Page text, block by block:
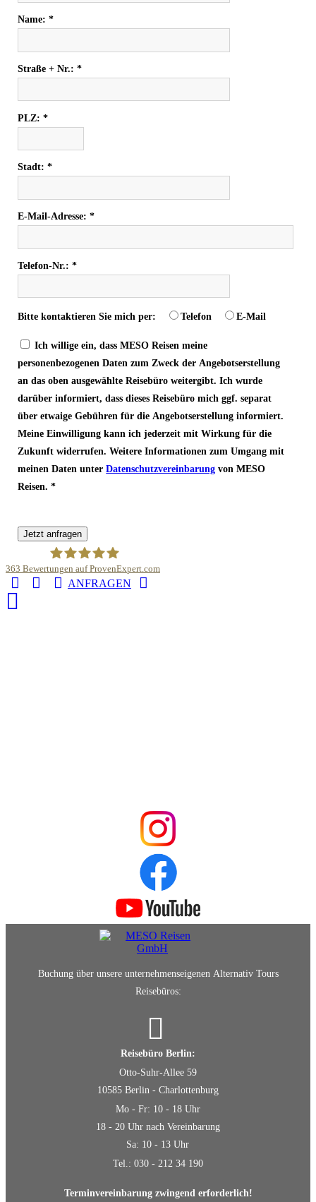
Name:
Straße + Nr.:
PLZ:
Stadt:
E-Mail-Adresse:
Telefon-Nr.:
Bitte kontaktieren Sie mich per: Telefon E-Mail
Ich willige ein, dass MESO Reisen meine
personenbezogenen Daten zum Zweck der Angebotserstellung
an das oben ausgewählte Reisebüro weitergibt. Ich wurde
darüber informiert, dass dieses Reisebüro mich ggf. separat
über etwaige Gebühren für die Angebotserstellung informiert.
Meine Einwilligung kann ich jederzeit mit Wirkung für die
Zukunft widerrufen. Weitere Informationen zum Umgang mit
meinen Daten unterDatenschutzvereinbarung von MESO
Reisen.
Jetzt anfragen
363 Bewertungen auf ProvenExpert.com
ANFRAGEN
Buchung über unsere unternehmenseigenen Alternativ Tours
Reisebüros:
Reisebüro Berlin:
Otto-Suhr-Allee 59
10585 Berlin - Charlottenburg
Mo - Fr: 10 - 18 Uhr
18 - 20 Uhr nach Vereinbarung
Sa: 10 - 13 Uhr
Tel.: 030 - 212 34 190
Terminvereinbarung zwingend erforderlich!